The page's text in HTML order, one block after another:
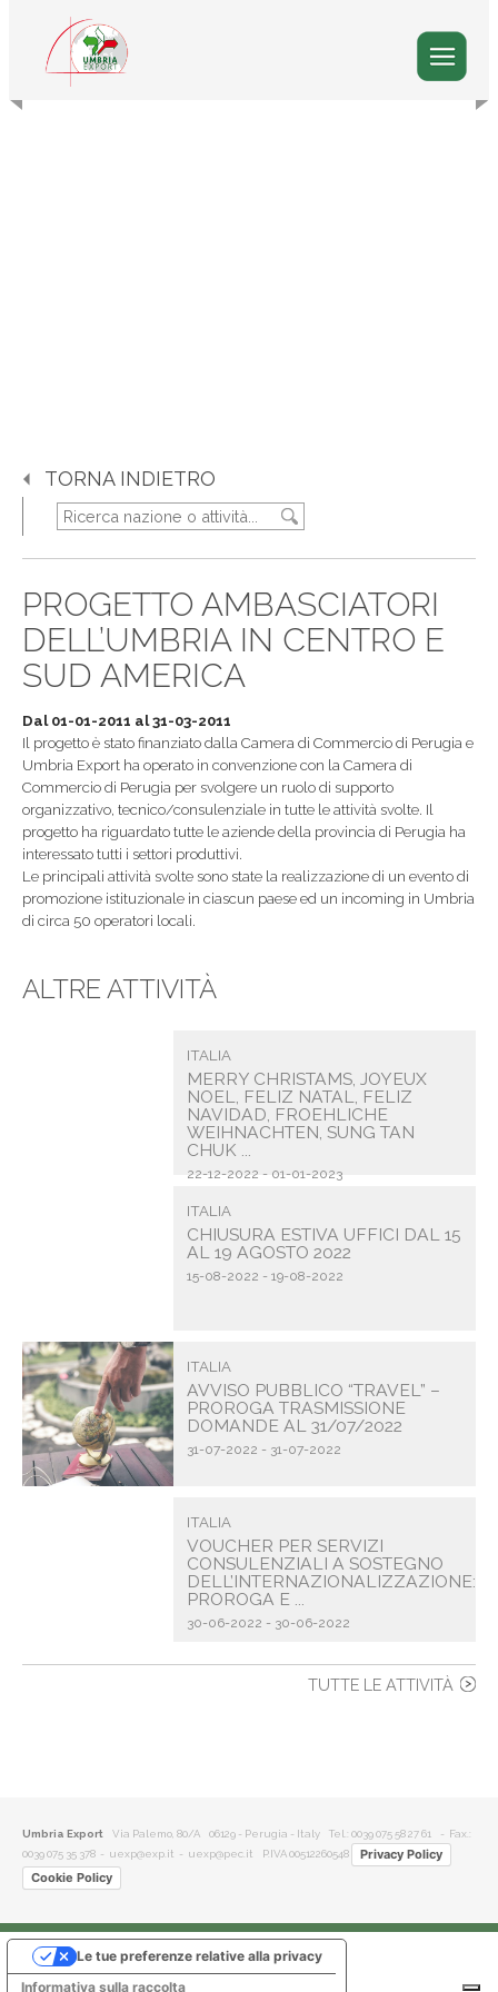
TORNA INDIETRO
PROGETTO AMBASCIATORI
DELL’UMBRIA IN CENTRO E
SUD AMERICA
Dal 01-01-2011 al 31-03-2011
Il progetto è stato finanziato dalla Camera di Commercio di Perugia e
Umbria Export ha operato in convenzione con la Camera di
Commercio di Perugia per svolgere un ruolo di supporto
organizzativo, tecnico/consulenziale in tutte le attività svolte. Il
progetto ha riguardato tutte le aziende della provincia di Perugia ha
interessato tutti i settori produttivi.
Le principali attività svolte sono state la realizzazione di un evento di
promozione istituzionale in ciascun paese ed un incoming in Umbria
di circa 50 operatori locali.
ALTRE ATTIVITÀ
ITALIA
MERRY CHRISTAMS, JOYEUX
NOEL, FELIZ NATAL, FELIZ
NAVIDAD, FROEHLICHE
WEIHNACHTEN, SUNG TAN
CHUK ...
22-12-2022 - 01-01-2023
ITALIA
CHIUSURA ESTIVA UFFICI DAL 15
AL 19 AGOSTO 2022
15-08-2022 - 19-08-2022
ITALIA
AVVISO PUBBLICO “TRAVEL” –
PROROGA TRASMISSIONE
DOMANDE AL 31/07/2022
31-07-2022 - 31-07-2022
ITALIA
VOUCHER PER SERVIZI
CONSULENZIALI A SOSTEGNO
DELL’INTERNAZIONALIZZAZIONE:
PROROGA E ...
30-06-2022 - 30-06-2022
TUTTE LE ATTIVITÀ
Umbria Export Via Palemo, 80/A 06129 - Perugia - Italy Tel.: 0039 075 58 27 61 - Fax.:
0039 075 35 378 - uexp@exp.it - uexp@pec.it P.IVA 00512260548
Privacy Policy
Cookie Policy
Informativa sulla raccolta
Le tue preferenze relative alla privacy